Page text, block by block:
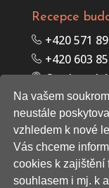
Recepce
+420 571
+420 603
Studentské
Recepce
+420 571
+420 605
Studentské
Na vašem
neustále
vzhledem k nové
Vás chceme
cookies k zajištění
souhlasem i mj. k